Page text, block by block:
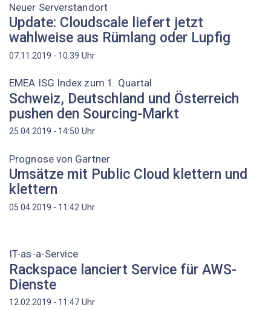
Neuer Serverstandort
Update: Cloudscale liefert jetzt
wahlweise aus Rümlang oder Lupfig
07.11.2019 - 10:39 Uhr
EMEA ISG Index zum 1. Quartal
Schweiz, Deutschland und Österreich
pushen den Sourcing-Markt
25.04.2019 - 14:50 Uhr
Prognose von Gartner
Umsätze mit Public Cloud klettern und
klettern
05.04.2019 - 11:42 Uhr
IT-as-a-Service
Rackspace lanciert Service für AWS-
Dienste
12.02.2019 - 11:47 Uhr